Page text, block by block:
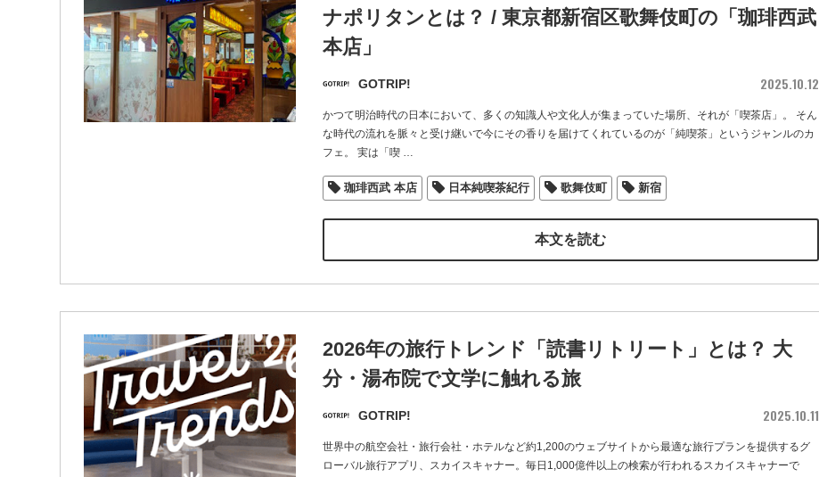
ナポリタンとは？ / 東京都新宿区歌舞伎町の「珈琲西武
本店」
GOTRIP! 2025.10.12
かつて明治時代の日本において、多くの知識人や文化人が集まっていた場所、それが「喫茶店」。 そん
な時代の流れを脈々と受け継いで今にその香りを届けてくれているのが「純喫茶」というジャンルのカ
フェ。 実は「喫…
珈琲西武 本店 日本純喫茶紀行 歌舞伎町 新宿
本文を読む
2026年の旅行トレンド「読書リトリート」とは？ 大
分・湯布院で文学に触れる旅
GOTRIP! 2025.10.11
世界中の航空会社・旅行会社・ホテルなど約1,200のウェブサイトから最適な旅行プランを提供するグ
ローバル旅行アプリ、スカイスキャナー。毎日1,000億件以上の検索が行われるスカイスキャナーで